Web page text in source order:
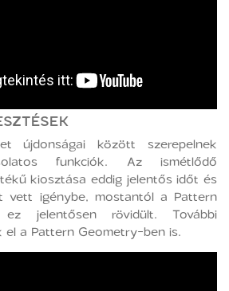
újdonságai között szerepelnek
funkciók. Az ismétlődő
kiosztása eddig jelentős időt és
vett igénybe, mostantól a Pattern
jelentősen rövidült. További
a Pattern Geometry-ben is.